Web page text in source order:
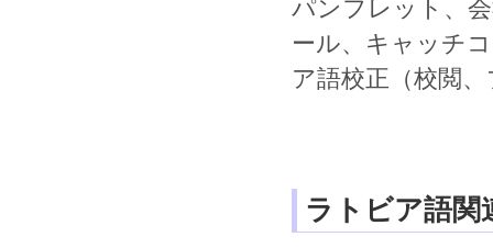
パンフレット 、
ール、 キャッチ
ア語校正 （校閲、
ラトビア語関